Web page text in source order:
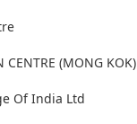
CENTRE (MONG KOK)
Of India Ltd